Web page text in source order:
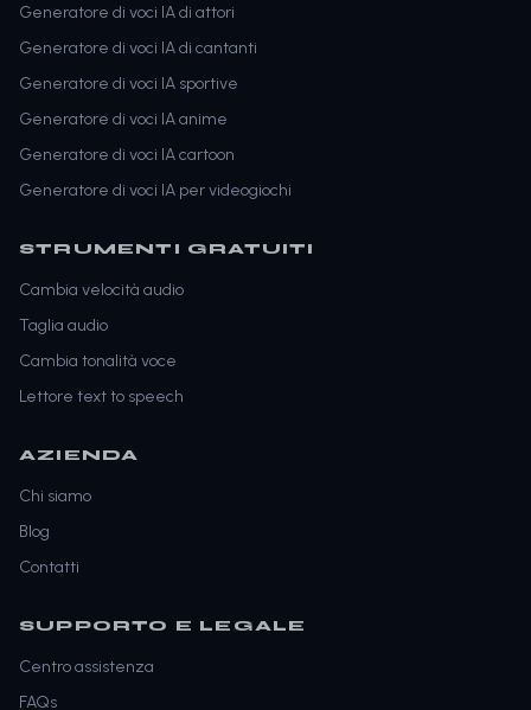
Generatore di voci IA di attori
Generatore di voci IA di cantanti
Generatore di voci IA sportive
Generatore di voci IA anime
Generatore di voci IA cartoon
Generatore di voci IA per videogiochi
STRUMENTI GRATUITI
Cambia velocità audio
Taglia audio
Cambia tonalità voce
Lettore text to speech
AZIENDA
Chi siamo
Blog
Contatti
SUPPORTO E LEGALE
Centro assistenza
FAQs